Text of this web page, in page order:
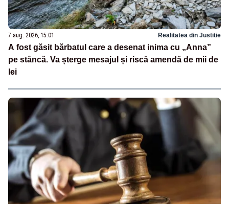
7 aug. 2026, 15:01 Realitatea din Justitie
A fost găsit bărbatul care a desenat inima cu „Anna”
pe stâncă. Va șterge mesajul și riscă amendă de mii de
lei